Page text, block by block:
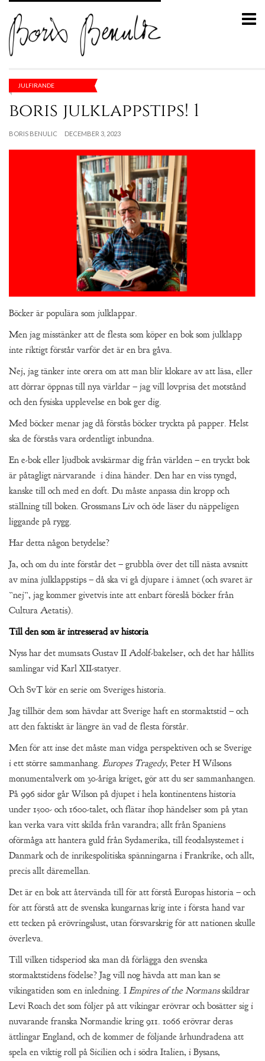
JULFIRANDE
boris julklappstips! 1
BORIS BENULIC DECEMBER 3, 2023
Böcker är populära som julklappar.
Men jag misstänker att de flesta som köper en bok som julklapp
inte riktigt förstår varför det är en bra gåva.
Nej, jag tänker inte orera om att man blir klokare av att läsa, eller
att dörrar öppnas till nya världar – jag vill lovprisa det motstånd
och den fysiska upplevelse en bok ger dig.
Med böcker menar jag då förstås böcker tryckta på papper. Helst
ska de förstås vara ordentligt inbundna.
En e-bok eller ljudbok avskärmar dig från världen – en tryckt bok
är påtagligt närvarande i dina händer. Den har en viss tyngd,
kanske till och med en doft. Du måste anpassa din kropp och
ställning till boken. Grossmans Liv och öde läser du näppeligen
liggande på rygg.
Har detta någon betydelse?
Ja, och om du inte förstår det – grubbla över det till nästa avsnitt
av mina julklappstips – då ska vi gå djupare i ämnet (och svaret är
”nej”, jag kommer givetvis inte att enbart föreslå böcker från
Cultura Aetatis).
Till den som är intresserad av historia
Nyss har det mumsats Gustav II Adolf-bakelser, och det har hållits
samlingar vid Karl XII-statyer.
Och SvT kör en serie om Sveriges historia.
Jag tillhör dem som hävdar att Sverige haft en stormaktstid – och
att den faktiskt är längre än vad de flesta förstår.
Men för att inse det måste man vidga perspektiven och se Sverige
i ett större sammanhang. Europes Tragedy, Peter H Wilsons
monumentalverk om 30-åriga kriget, gör att du ser sammanhangen.
På 996 sidor går Wilson på djupet i hela kontinentens historia
under 1500- och 1600-talet, och flätar ihop händelser som på ytan
kan verka vara vitt skilda från varandra; allt från Spaniens
oförmåga att hantera guld från Sydamerika, till feodalsystemet i
Danmark och de inrikespolitiska spänningarna i Frankrike, och allt,
precis allt däremellan.
Det är en bok att återvända till för att förstå Europas historia – och
för att förstå att de svenska kungarnas krig inte i första hand var
ett tecken på erövringslust, utan försvarskrig för att nationen skulle
överleva.
Till vilken tidsperiod ska man då förlägga den svenska
stormaktstidens födelse? Jag vill nog hävda att man kan se
vikingatiden som en inledning. I Empires of the Normansskildrar
Levi Roach det som följer på att vikingar erövrar och bosätter sig i
nuvarande franska Normandie kring 911. 1066 erövrar deras
ättlingar England, och de kommer de följande århundradena att
spela en viktig roll på Sicilien och i södra Italien, i Bysans,